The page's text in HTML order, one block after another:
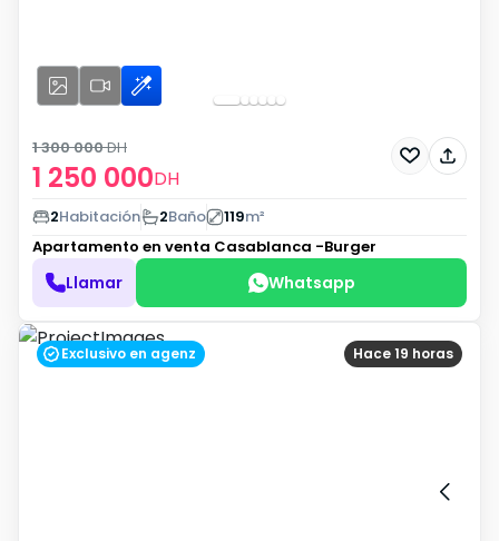
1 250 000DH
1 300 000DH
2Habitación 2Baño 119m²
Apartamento en venta Casablanca -Burger
Llamar Whatsapp
Hace 19 horas
Exclusivo en agenz